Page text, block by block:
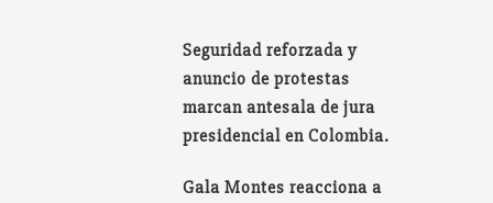
Seguridad reforzada y
anuncio de protestas
marcan antesala de jura
presidencial en Colombia.
Gala Montes reacciona a